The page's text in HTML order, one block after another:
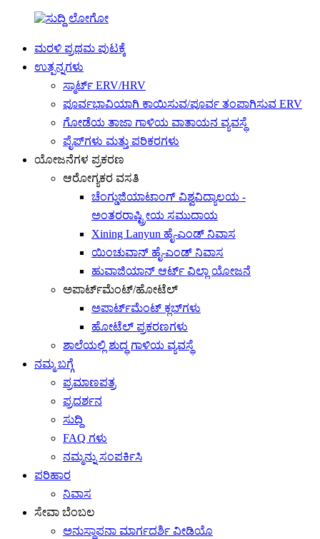
ಮರಳಿ ಪ್ರಥಮ ಪುಟಕ್ಕೆ
ಉತ್ಪನ್ನಗಳು
ಸ್ಮಾರ್ಟ್ ERV/HRV
ಪೂರ್ವಭಾವಿಯಾಗಿ ಕಾಯಿಸುವ/ಪೂರ್ವ ತಂಪಾಗಿಸುವ ERV
ಗೋಡೆಯ ತಾಜಾ ಗಾಳಿಯ ವಾತಾಯನ ವ್ಯವಸ್ಥೆ
ಪೈಪ್‌ಗಳು ಮತ್ತು ಪರಿಕರಗಳು
ಯೋಜನೆಗಳ ಪ್ರಕರಣ
ಆರೋಗ್ಯಕರ ವಸತಿ
ಚೆಂಗ್ಡುಜಿಯಾಟಾಂಗ್ ವಿಶ್ವವಿದ್ಯಾಲಯ -
ಅಂತರರಾಷ್ಟ್ರೀಯ ಸಮುದಾಯ
Xining Lanyun ಹೈ-ಎಂಡ್ ನಿವಾಸ
ಯಿಂಚುವಾನ್ ಹೈ-ಎಂಡ್ ನಿವಾಸ
ಹುವಾಜಿಯಾನ್ ಆರ್ಟ್ ವಿಲ್ಲಾ ಯೋಜನೆ
ಅಪಾರ್ಟ್‌ಮೆಂಟ್/ಹೋಟೆಲ್
ಅಪಾರ್ಟ್‌ಮೆಂಟ್ ಕ್ಲಬ್‌ಗಳು
ಹೋಟೆಲ್ ಪ್ರಕರಣಗಳು
ಶಾಲೆಯಲ್ಲಿ ಶುದ್ಧ ಗಾಳಿಯ ವ್ಯವಸ್ಥೆ
ನಮ್ಮ ಬಗ್ಗೆ
ಪ್ರಮಾಣಪತ್ರ
ಪ್ರದರ್ಶನ
ಸುದ್ದಿ
FAQ ಗಳು
ನಮ್ಮನ್ನು ಸಂಪರ್ಕಿಸಿ
ಪರಿಹಾರ
ನಿವಾಸ
ಸೇವಾ ಬೆಂಬಲ
ಅನುಸ್ಥಾಪನಾ ಮಾರ್ಗದರ್ಶಿ ವೀಡಿಯೊ